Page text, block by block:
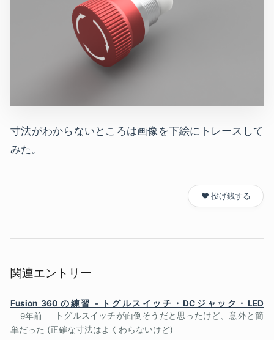
寸法がわからないところは画像を下絵にトレースして
みた。
❤️ 投げ銭する
関連エントリー
Fusion 360 の練習 - トグルスイッチ・DCジャック・LED
9年前
トグルスイッチが面倒そうだと思ったけど、意外と簡
単だった (正確な寸法はよくわらないけど)